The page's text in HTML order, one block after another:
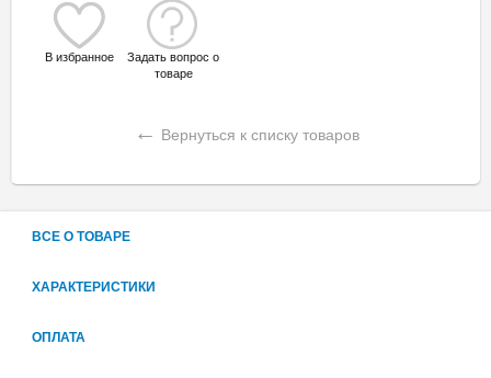
В избранное
Задать вопрос о
товаре
← Вернуться к списку товаров
ВСЕ О ТОВАРЕ
ХАРАКТЕРИСТИКИ
ОПЛАТА